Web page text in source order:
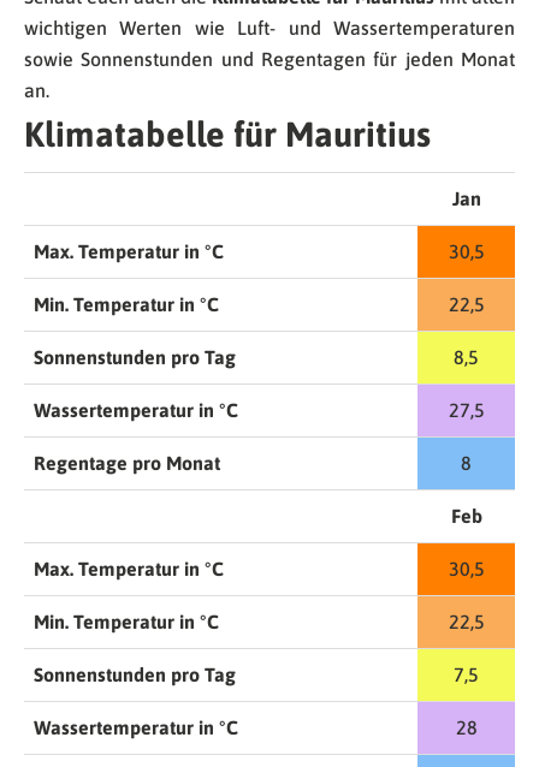
wichtigen Werten wie Luft- und Wassertemperaturen
sowie Sonnenstunden und Regentagen für jeden Monat
an.
Klimatabelle für Mauritius
Jan
Max. Temperatur in °C 30,5
Min. Temperatur in °C 22,5
Sonnenstunden pro Tag 8,5
Wassertemperatur in °C 27,5
Regentage pro Monat 8
Feb
Max. Temperatur in °C 30,5
Min. Temperatur in °C 22,5
Sonnenstunden pro Tag 7,5
Wassertemperatur in °C 28